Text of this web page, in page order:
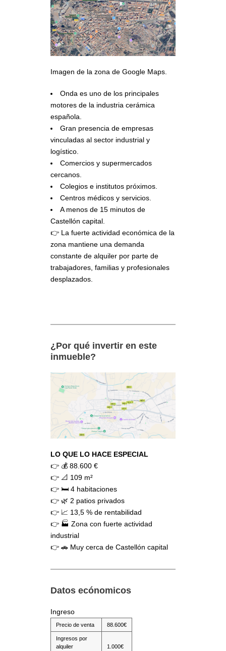
Imagen de la zona de Google Maps.
Onda es uno de los principales
motores de la industria cerámica
española.
Gran presencia de empresas
vinculadas al sector industrial y
logístico.
Comercios y supermercados
cercanos.
Colegios e institutos próximos.
Centros médicos y servicios.
A menos de 15 minutos de
Castellón capital.
👉 La fuerte actividad económica de la
zona mantiene una demanda
constante de alquiler por parte de
trabajadores, familias y profesionales
desplazados.
¿Por qué invertir en este
inmueble?
LO QUE LO HACE ESPECIAL
👉 💰 88.600 €
👉 📐 109 m²
👉 🛏️ 4 habitaciones
👉 🌿 2 patios privados
👉 📈 13,5 % de rentabilidad
👉 🏭 Zona con fuerte actividad
industrial
👉 🚗 Muy cerca de Castellón capital
Datos ecónomicos
Ingreso
Precio de venta 88.600€
Ingresos por
alquiler
1.000€